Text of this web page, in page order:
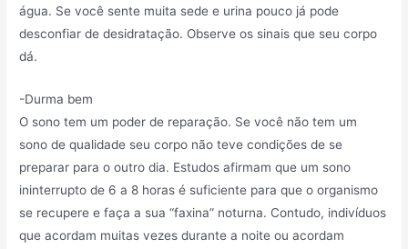
água. Se você sente muita sede e urina pouco já pode
desconfiar de desidratação. Observe os sinais que seu corpo
dá.
-Durma bem
O sono tem um poder de reparação. Se você não tem um
sono de qualidade seu corpo não teve condições de se
preparar para o outro dia. Estudos afirmam que um sono
ininterrupto de 6 a 8 horas é suficiente para que o organismo
se recupere e faça a sua “faxina” noturna. Contudo, indivíduos
que acordam muitas vezes durante a noite ou acordam